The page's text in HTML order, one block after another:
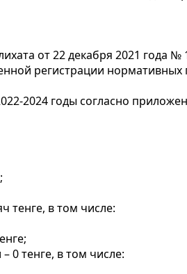
от 22 декабря 2021 года
регистрации
2024 годы согласно
тенге, в том числе:
0 тенге, в том числе: